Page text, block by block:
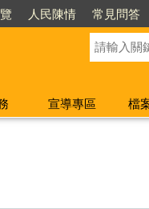
人民陳情 常見問答
宣導專區
檔